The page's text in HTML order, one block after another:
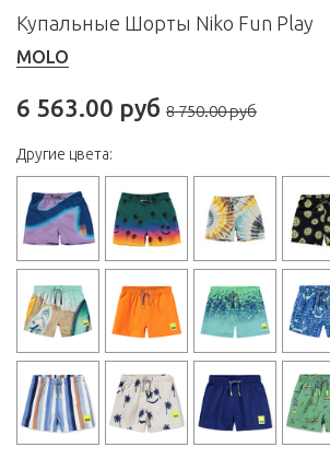
Купальные Шорты Niko Fun Play
MOLO
6 563.00 руб 8 750.00 руб
Другие цвета: